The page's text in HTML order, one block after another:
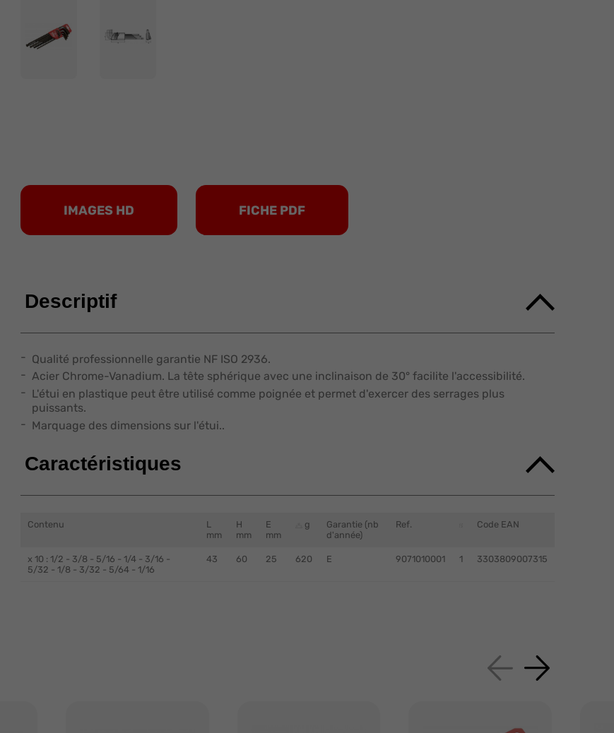
IMAGES HD FICHE PDF
Descriptif
Qualité professionnelle garantie NF ISO 2936.
Acier Chrome-Vanadium. La tête sphérique avec une inclinaison de 30° facilite l'accessibilité.
L'étui en plastique peut être utilisé comme poignée et permet d'exercer des serrages plus
puissants.
Marquage des dimensions sur l'étui..
Caractéristiques
Contenu
L
mm
H
mm
E
mm
g
Garantie (nb
d'année)
Ref. Code EAN
x 10 : 1/2 - 3/8 - 5/16 - 1/4 - 3/16 -
5/32 - 1/8 - 3/32 - 5/64 - 1/16
43 60 25 620 E 9071010001 1 3303809007315